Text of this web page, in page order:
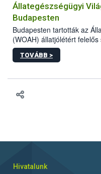
Állategészségügyi
Budapesten
Budapesten tartották az
(WOAH) állatjólétért
július 2. között. Az Agrár-
Minisztérium (AÉM) és a
gazdasági haszonállatok
meg tapasztalatait a
TOVÁBB >
Hivatalunk